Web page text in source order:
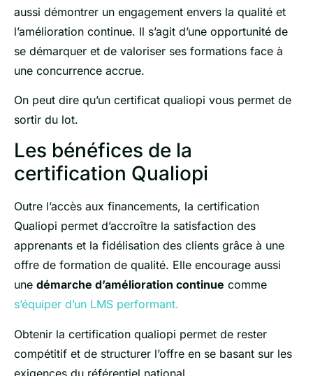
aussi démontrer un engagement envers la qualité et
l’amélioration continue. Il s’agit d’une opportunité de
se démarquer et de valoriser ses formations face à
une concurrence accrue.
On peut dire qu’un certificat qualiopi vous permet de
sortir du lot.
Les bénéfices de la
certification Qualiopi
Outre l’accès aux financements, la certification
Qualiopi permet d’accroître la satisfaction des
apprenants et la fidélisation des clients grâce à une
offre de formation de qualité. Elle encourage aussi
une démarche d’amélioration continue comme
s’équiper d’un LMS performant.
Obtenir la certification qualiopi permet de rester
compétitif et de structurer l’offre en se basant sur les
exigences du référentiel national.